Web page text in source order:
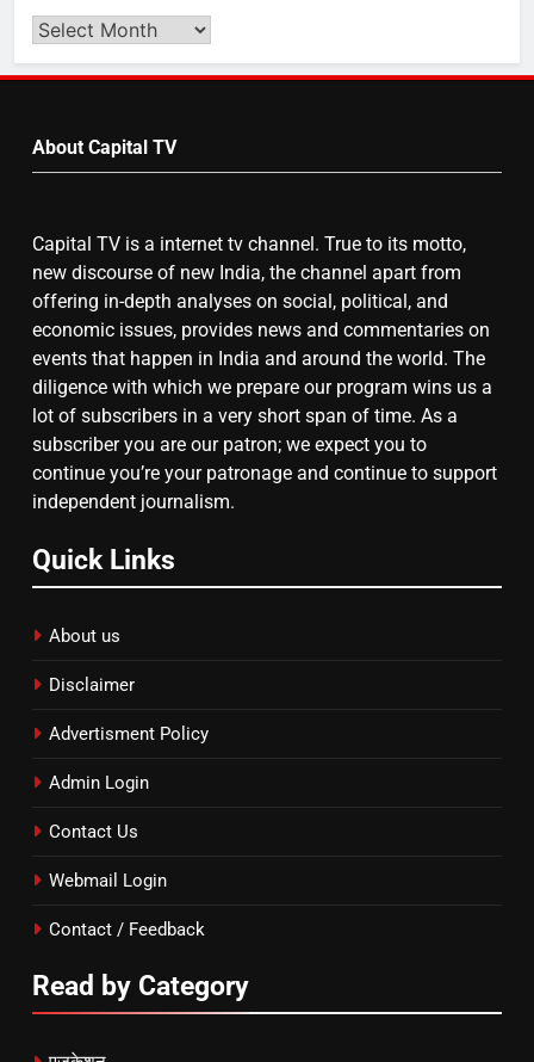
बढ़ा पंचायतों का बजट
8
चुनाव से पहले लालू परिवार पर बड़ा झटका,
दिल्ली कोर्ट ने IRCTC घोटाले में आरोप
तय किए
Search
by
About Capital TV
Capital TV is a internet tv channel. True to its motto,
new discourse of new India, the channel apart from
offering in-depth analyses on social, political, and
economic issues, provides news and commentaries on
events that happen in India and around the world. The
diligence with which we prepare our program wins us a
lot of subscribers in a very short span of time. As a
subscriber you are our patron; we expect you to
continue you’re your patronage and continue to support
independent journalism.
Quick Links
About us
Disclaimer
Advertisment Policy
Admin Login
Contact Us
Webmail Login
Contact / Feedback
Read by Category